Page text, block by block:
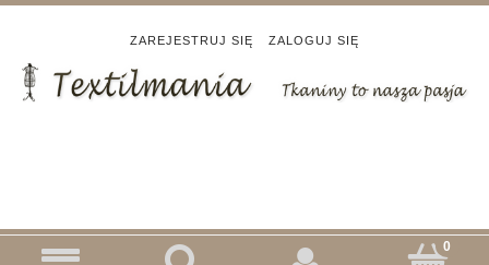
ZAREJESTRUJ SIĘ ZALOGUJ SIĘ